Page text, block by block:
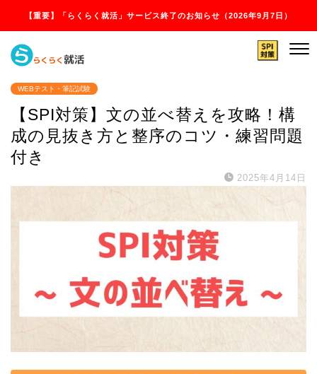
【重要】「らくらく就活」サービス終了のお知らせ（2026年9月7日）
WEBテスト・筆記試験
【SPI対策】文の並べ替えを攻略！構
成の見抜き方と整序のコツ・練習問題
付き
2025年4月14日